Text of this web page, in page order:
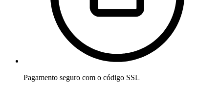
Pagamento seguro com o código SSL